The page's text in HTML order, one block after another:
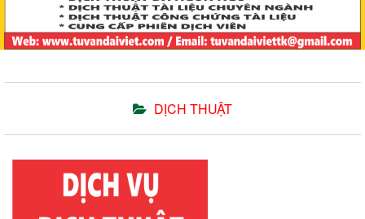
DỊCH THUẬT